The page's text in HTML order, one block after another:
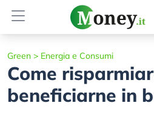
Green > Energia e Consumi
Come
beneficiarne in